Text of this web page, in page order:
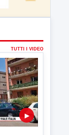
▶
una
Italia
un 42enne